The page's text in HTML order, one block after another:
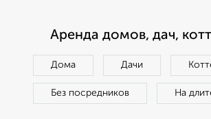
Аренда домов, дач,
Дома Дачи
Без посредников На